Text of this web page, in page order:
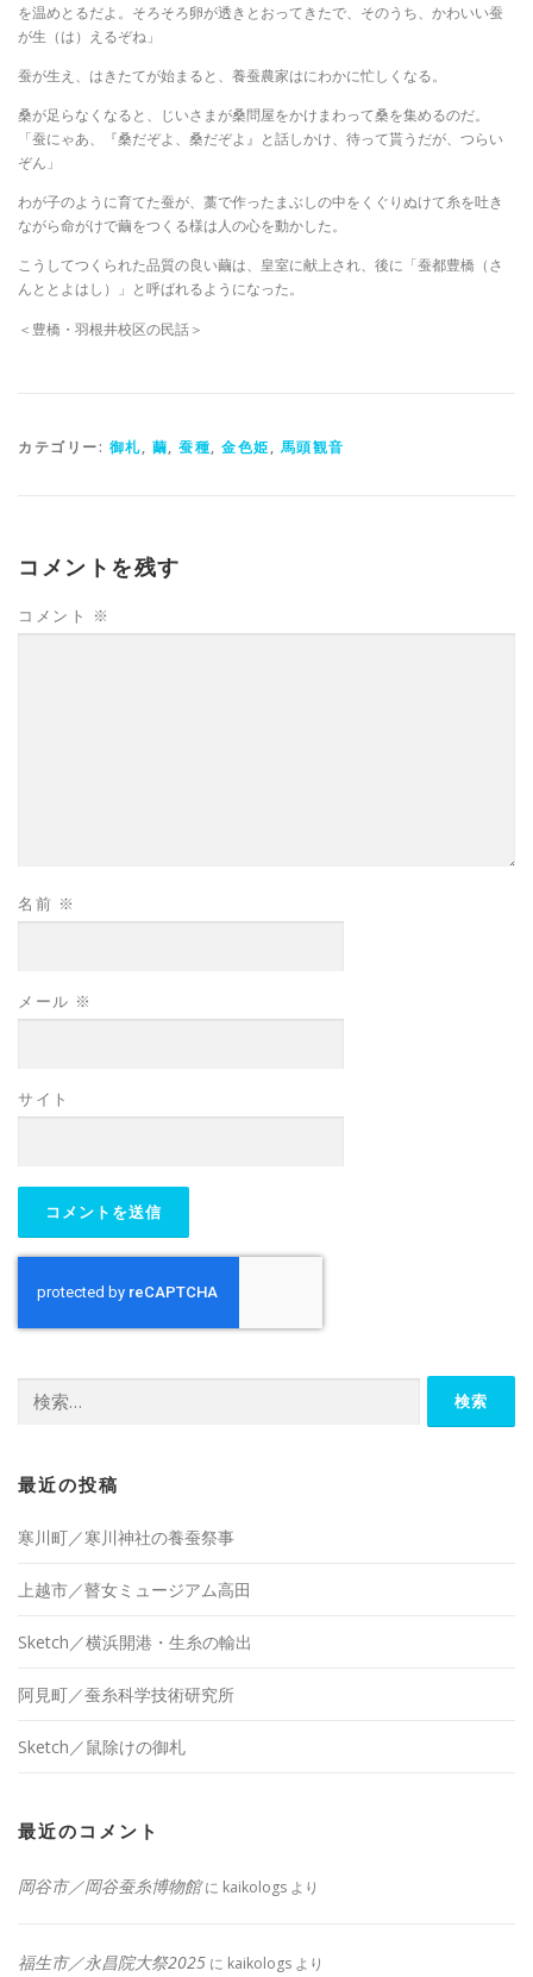
を温めとるだよ。そろそろ卵が透きとおってきたで、そのうち、かわいい蚕
が生（は）えるぞね」
蚕が生え、はきたてが始まると、養蚕農家はにわかに忙しくなる。
桑が足らなくなると、じいさまが桑問屋をかけまわって桑を集めるのだ。
「蚕にゃあ、『桑だぞよ、桑だぞよ』と話しかけ、待って貰うだが、つらい
ぞん」
わが子のように育てた蚕が、藁で作ったまぶしの中をくぐりぬけて糸を吐き
ながら命がけで繭をつくる様は人の心を動かした。
こうしてつくられた品質の良い繭は、皇室に献上され、後に「蚕都豊橋（さ
んととよはし）」と呼ばれるようになった。
＜豊橋・羽根井校区の民話＞
カテゴリー: 御札, 繭, 蚕種, 金色姫, 馬頭観音
コメントを残す
コメント ※
名前 ※
メール ※
サイト
索:
最近の投稿
寒川町／寒川神社の養蚕祭事
上越市／瞽女ミュージアム高田
Sketch／横浜開港・生糸の輸出
阿見町／蚕糸科学技術研究所
Sketch／鼠除けの御札
最近のコメント
岡谷市／岡谷蚕糸博物館に kaikologs より
福生市／永昌院大祭2025 に kaikologs より